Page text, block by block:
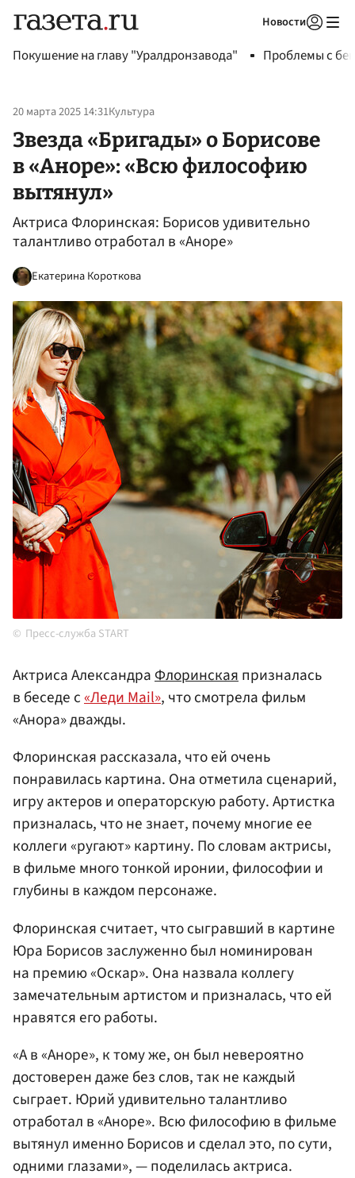
Новости
Покушение на главу "Уралдронзавода" Проблемы с
20 марта 2025 14:31Культура
Звезда «Бригады» о Борисове
в «Аноре»: «Всю философию
вытянул»
Актриса Флоринская: Борисов удивительно
талантливо отработал в «Аноре»
Екатерина Короткова
Пресс-служба START
Актриса АлександраФлоринскаяпризналась
в беседе с«Леди Mail», что смотрела фильм
«Анора» дважды.
Флоринская рассказала, что ей очень
понравилась картина. Она отметила сценарий,
игру актеров и операторскую работу. Артистка
призналась, что не знает, почему многие ее
коллеги «ругают» картину. По словам актрисы,
в фильме много тонкой иронии, философии и
глубины в каждом персонаже.
Флоринская считает, что сыгравший в картине
Юра Борисов заслуженно был номинирован
на премию «Оскар». Она назвала коллегу
замечательным артистом и призналась, что ей
нравятся его работы.
«А в «Аноре», к тому же, он был невероятно
достоверен даже без слов, так не каждый
сыграет. Юрий удивительно талантливо
отработал в «Аноре». Всю философию в фильме
вытянул именно Борисов и сделал это, по сути,
одними глазами», — поделилась актриса.